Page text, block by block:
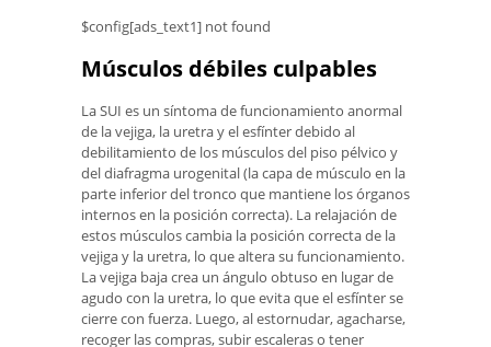
$config[ads_text1] not found
Músculos débiles culpables
La SUI es un síntoma de funcionamiento anormal
de la vejiga, la uretra y el esfínter debido al
debilitamiento de los músculos del piso pélvico y
del diafragma urogenital (la capa de músculo en la
parte inferior del tronco que mantiene los órganos
internos en la posición correcta). La relajación de
estos músculos cambia la posición correcta de la
vejiga y la uretra, lo que altera su funcionamiento.
La vejiga baja crea un ángulo obtuso en lugar de
agudo con la uretra, lo que evita que el esfínter se
cierre con fuerza. Luego, al estornudar, agacharse,
recoger las compras, subir escaleras o tener